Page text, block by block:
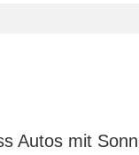
Autos mit